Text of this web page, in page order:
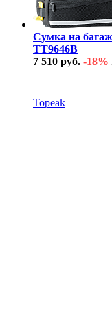
Сумка на
TT9646B
7 510 руб. -18%
Topeak